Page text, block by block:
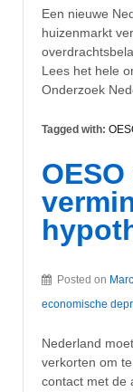
Een nieuwe
huizenmarkt
Lees het hele
Onderzoek
Tagged with:
Posted on
economische
Nederland
verkorten om
contact met de